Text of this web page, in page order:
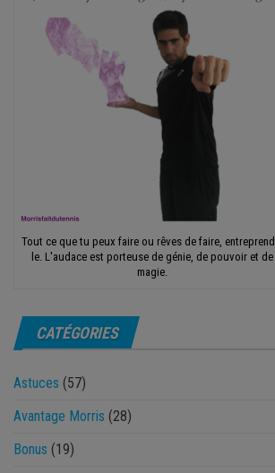
Tout ce que tu peux faire ou rêves de faire,
le. L'audace est porteuse de génie, de pouvoir et de
magie.
CATÉGORIES
Astuces (57)
Avantage Morris (28)
Bonus (19)